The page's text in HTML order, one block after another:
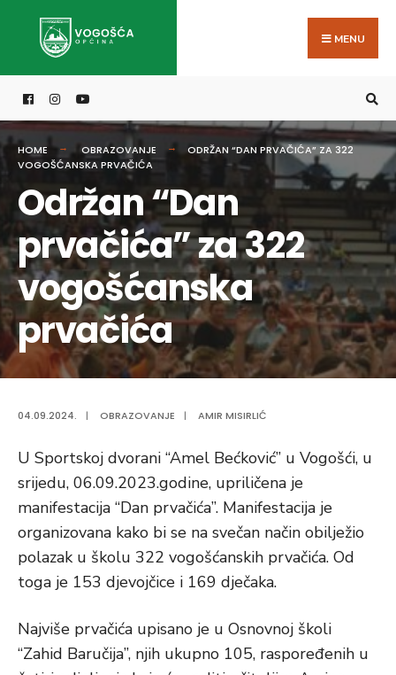
MENU
HOME OBRAZOVANJE
ODRŽAN “DAN PRVAČIĆA” ZA 322
VOGOŠĆANSKA PRVAČIĆA
Održan “Dan
prvačića” za 322
vogošćanska
prvačića
04.09.2024. | OBRAZOVANJE | AMIR MISIRLIĆ
U Sportskoj dvorani “Amel Bećković” u Vogošći, u
srijedu, 06.09.2023.godine, upriličena je
manifestacija “Dan prvačića”. Manifestacija je
organizovana kako bi se na svečan način obilježio
polazak u školu 322 vogošćanskih prvačića. Od
toga je 153 djevojčice i 169 dječaka.
Najviše prvačića upisano je u Osnovnoj školi
“Zahid Baručija”, njih ukupno 105, raspoređenih u
for: